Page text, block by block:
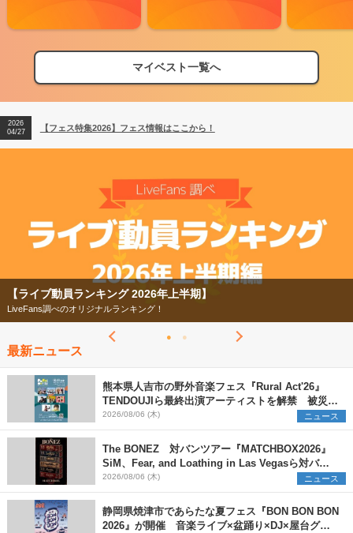
マイベスト一覧へ
【フェス特集2026】フェス情報はここから！
【ライブ動員ランキング】2026年上半期編発表！
2026
04/27
【フェス特集2026】フェス情報はここから！
2026
【フェス特集2026】
今年もフェスの季節がやってきた！
最新ニュース
熊本県人吉市の野外音楽フェス『Rural Act'26』
TENDOUJIら最終出演アーティストを解禁 被災地
支援プロジェクトの始動も発表
2026/08/06 (木) ニュース
The BONEZ 対バンツアー『MATCHBOX2026』
SiM、Fear, and Loathing in Las Vegasら対バン
アーティストを一斉解禁
2026/08/06 (木) ニュース
静岡県焼津市であらたな夏フェス『BON BON BON
2026』が開催 音楽ライブ×盆踊り×DJ×屋台グル